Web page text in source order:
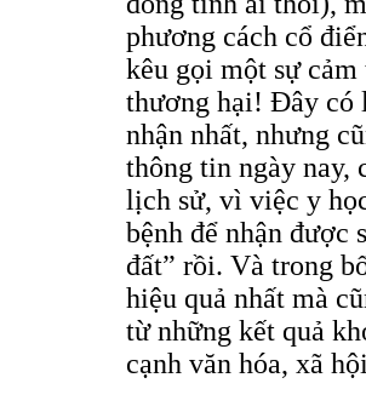
phương cách cổ
kêu gọi một sự
thương hại! Đây có
nhận nhất, nhưng
thông tin ngày nay,
lịch sử, vì việc y
bệnh để nhận được
đất” rồi. Và trong
hiệu quả nhất mà
từ những kết quả
cạnh văn hóa, xã